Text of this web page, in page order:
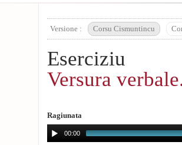
Versione : Corsu Cismuntincu
Eserciziu
Versura
Ragiunata
00:00